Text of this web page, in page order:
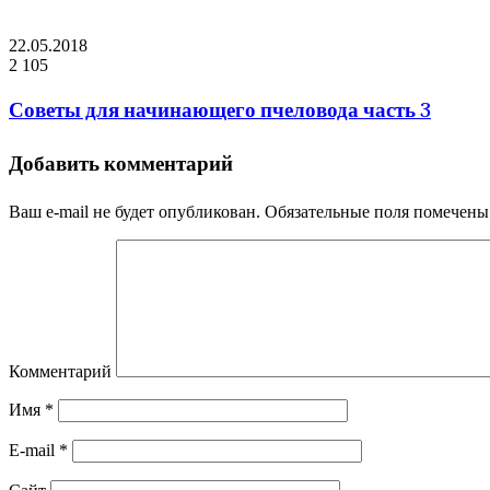
22.05.2018
2 105
Советы для начинающего пчеловода часть 3
Добавить комментарий
Ваш e-mail не будет опубликован. Обязательные поля
Комментарий
Имя *
E-mail *